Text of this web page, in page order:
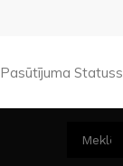
Pasūtījuma Statuss